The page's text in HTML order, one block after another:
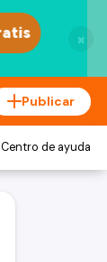
×
Publicar
Centro de ayuda